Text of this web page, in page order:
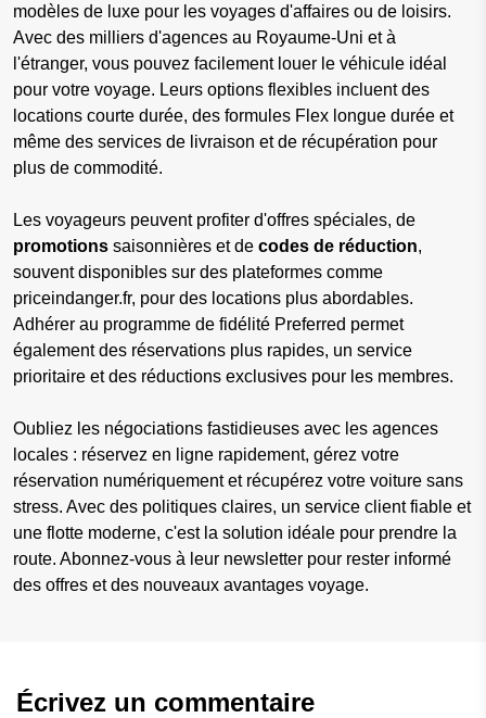
modèles de luxe pour les voyages d'affaires ou de loisirs.
Avec des milliers d'agences au Royaume-Uni et à
l'étranger, vous pouvez facilement louer le véhicule idéal
pour votre voyage. Leurs options flexibles incluent des
locations courte durée, des formules Flex longue durée et
même des services de livraison et de récupération pour
plus de commodité.
Les voyageurs peuvent profiter d'offres spéciales, de
promotions saisonnières et de codes de réduction,
souvent disponibles sur des plateformes comme
priceindanger.fr, pour des locations plus abordables.
Adhérer au programme de fidélité Preferred permet
également des réservations plus rapides, un service
prioritaire et des réductions exclusives pour les membres.
Oubliez les négociations fastidieuses avec les agences
locales : réservez en ligne rapidement, gérez votre
réservation numériquement et récupérez votre voiture sans
stress. Avec des politiques claires, un service client fiable et
une flotte moderne, c'est la solution idéale pour prendre la
route. Abonnez-vous à leur newsletter pour rester informé
des offres et des nouveaux avantages voyage.
Écrivez un commentaire